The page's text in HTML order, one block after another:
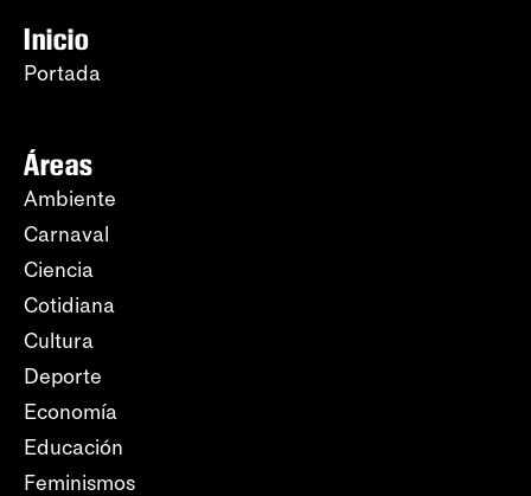
Inicio
Portada
Áreas
Ambiente
Carnaval
Ciencia
Cotidiana
Cultura
Deporte
Economía
Educación
Feminismos